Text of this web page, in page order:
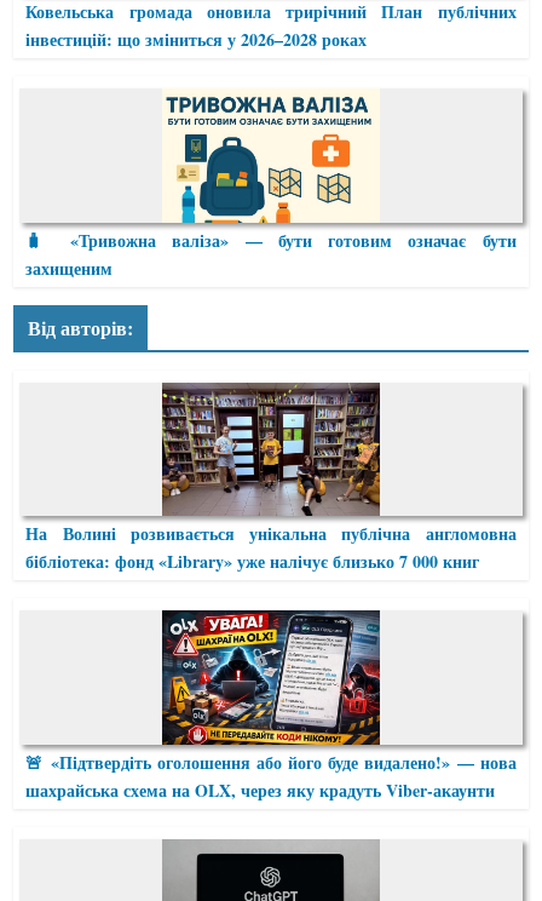
Ковельська громада оновила трирічний План публічних
інвестицій: що зміниться у 2026–2028 роках
🧳 «Тривожна валіза» — бути готовим означає бути
захищеним
Від авторів:
На Волині розвивається унікальна публічна англомовна
бібліотека: фонд «Library» уже налічує близько 7 000 книг
🚨 «Підтвердіть оголошення або його буде видалено!» — нова
шахрайська схема на OLX, через яку крадуть Viber-акаунти